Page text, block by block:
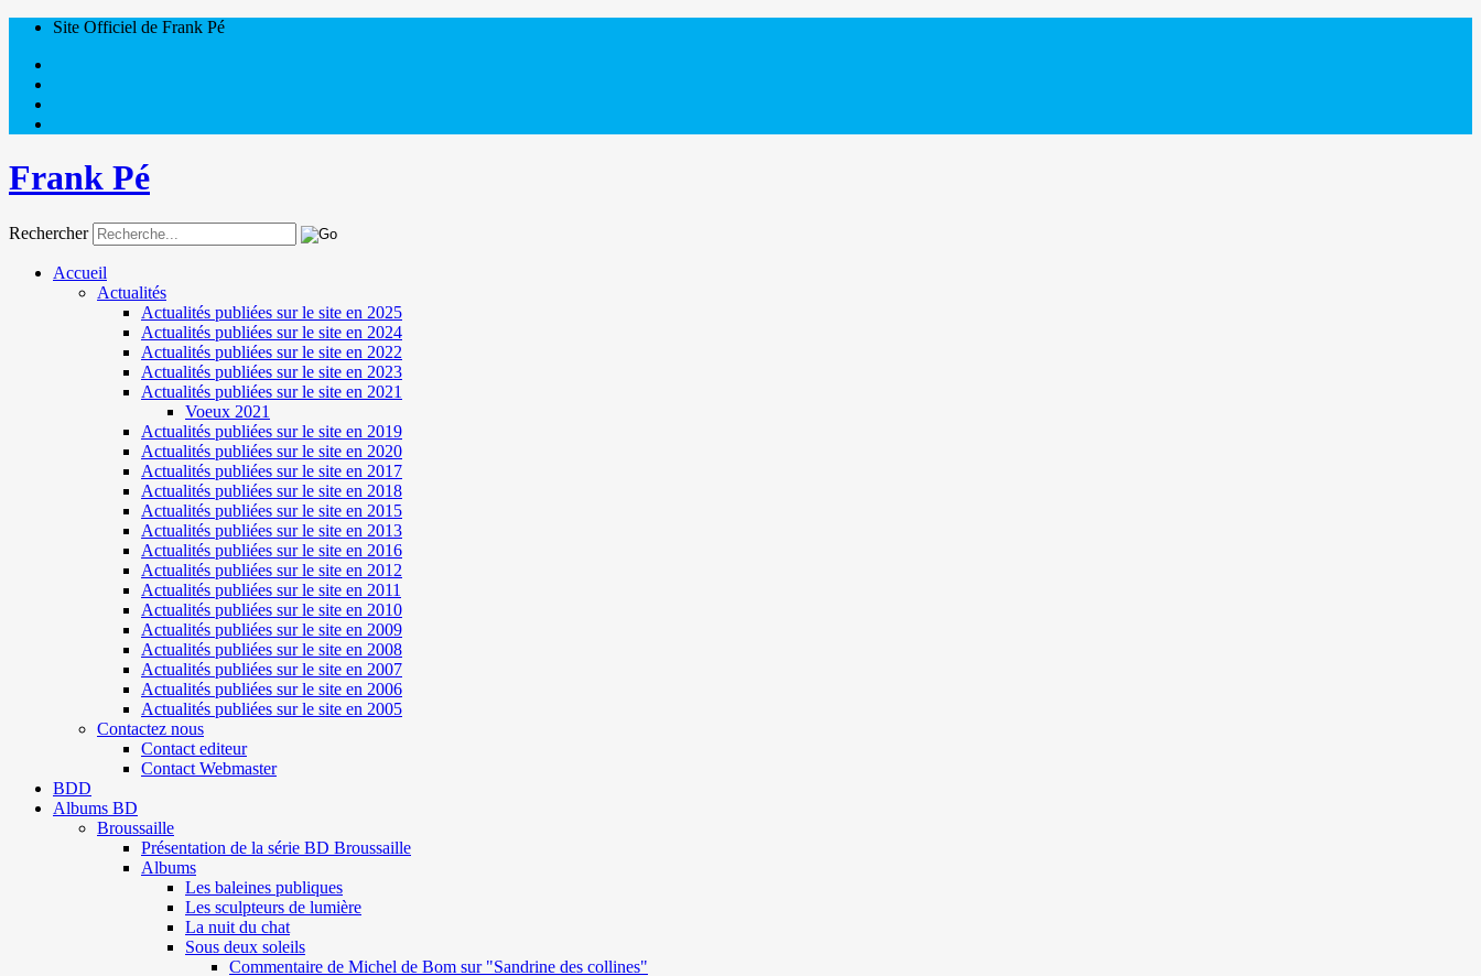
Site Officiel de Frank Pé
Frank Pé
Rechercher
Accueil
Actualités
Actualités publiées sur le site en 2025
Actualités publiées sur le site en 2024
Actualités publiées sur le site en 2022
Actualités publiées sur le site en 2023
Actualités publiées sur le site en 2021
Voeux 2021
Actualités publiées sur le site en 2019
Actualités publiées sur le site en 2020
Actualités publiées sur le site en 2017
Actualités publiées sur le site en 2018
Actualités publiées sur le site en 2015
Actualités publiées sur le site en 2013
Actualités publiées sur le site en 2016
Actualités publiées sur le site en 2012
Actualités publiées sur le site en 2011
Actualités publiées sur le site en 2010
Actualités publiées sur le site en 2009
Actualités publiées sur le site en 2008
Actualités publiées sur le site en 2007
Actualités publiées sur le site en 2006
Actualités publiées sur le site en 2005
Contactez nous
Contact editeur
Contact Webmaster
BDD
Albums BD
Broussaille
Présentation de la série BD Broussaille
Albums
Les baleines publiques
Les sculpteurs de lumière
La nuit du chat
Sous deux soleils
Commentaire de Michel de Bom sur "Sandrine des collines"